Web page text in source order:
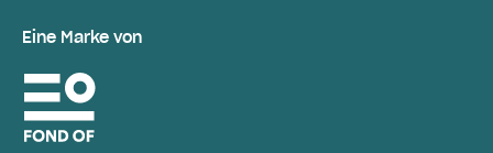
Eine Marke von